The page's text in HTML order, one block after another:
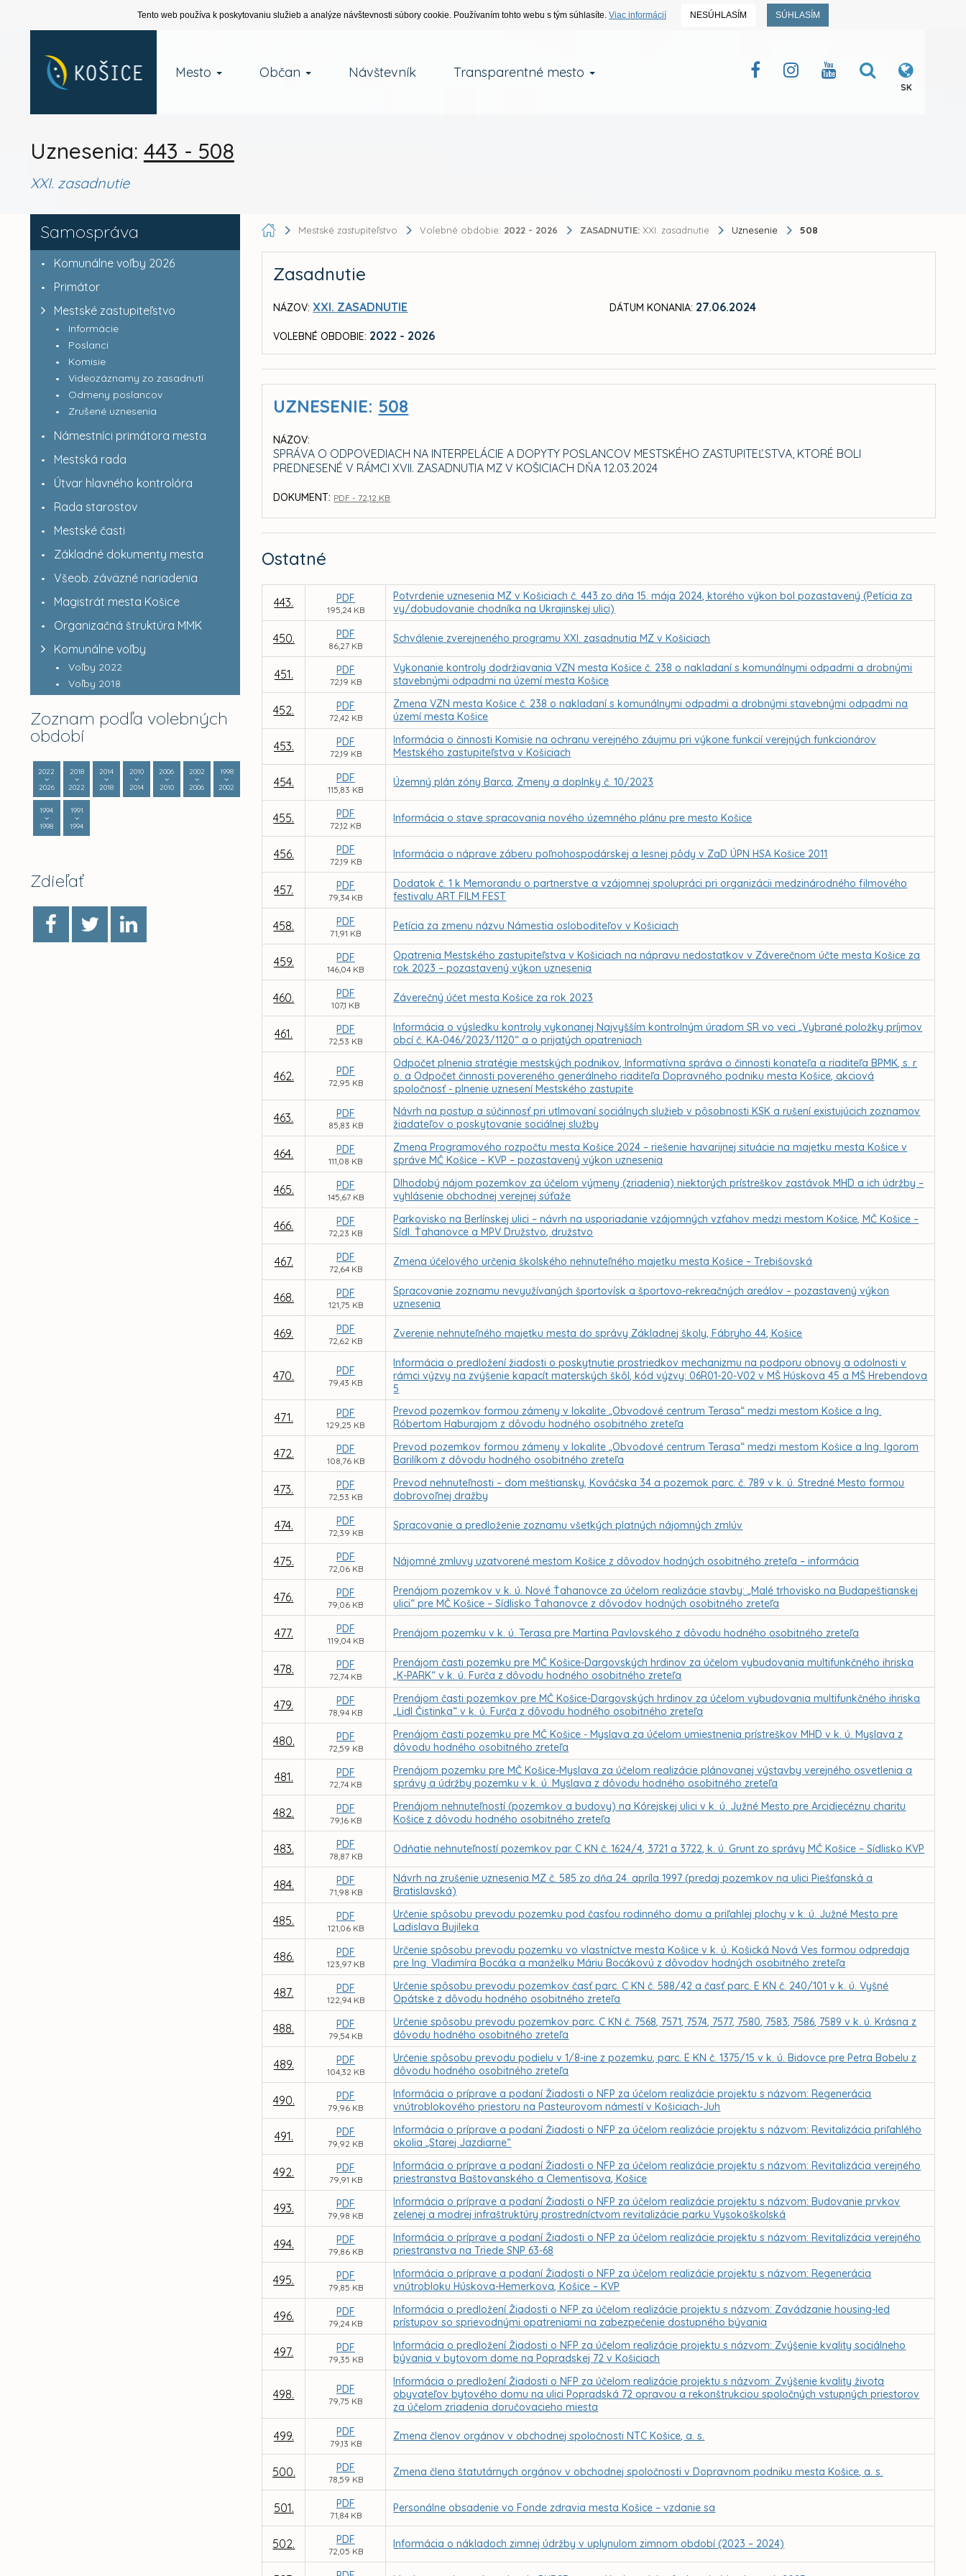
Tento web používa k poskytovaniu služieb a analýze návštevnosti súbory cookie. Používaním tohto webu s tým súhlasíte. Viac informácií NESÚHLASÍM SÚHLASÍM
Mesto Občan Návštevník Transparentné mesto
SK
Uznesenia: 443 - 508
XXI. zasadnutie
Samospráva
Komunálne voľby 2026
Primátor
Mestské zastupiteľstvo
Informácie
Poslanci
Komisie
Videozáznamy zo zasadnutí
Odmeny poslancov
Zrušené uznesenia
Námestníci primátora mesta
Mestská rada
Útvar hlavného kontrolóra
Rada starostov
Mestské časti
Základné dokumenty mesta
Všeob. záväzné nariadenia
Magistrát mesta Košice
Organizačná štruktúra MMK
Komunálne voľby
Voľby 2022
Voľby 2018
Zoznam podľa volebných
období
2022
2026
2018
2022
2014
2018
2010
2014
2006
2010
2002
2006
1998
2002
1994
1998
1991
1994
Zdieľať
Mestské zastupiteľstvo Volebné obdobie: 2022 - 2026 ZASADNUTIE: XXI. zasadnutie Uznesenie 508
Zasadnutie
NÁZOV: XXI. ZASADNUTIE
VOLEBNÉ OBDOBIE: 2022 - 2026
DÁTUM KONANIA: 27.06.2024
UZNESENIE: 508
NÁZOV:
SPRÁVA O ODPOVEDIACH NA INTERPELÁCIE A DOPYTY POSLANCOV MESTSKÉHO ZASTUPITEĽSTVA, KTORÉ BOLI
PREDNESENÉ V RÁMCI XVII. ZASADNUTIA MZ V KOŠICIACH DŇA 12.03.2024
DOKUMENT: PDF - 72,12 KB
Ostatné
443. PDF
195,24 KB
Potvrdenie uznesenia MZ v Košiciach č. 443 zo dňa 15. mája 2024, ktorého výkon bol pozastavený (Petícia za
vy/dobudovanie chodníka na Ukrajinskej ulici)
450. PDF
86,27 KB
Schválenie zverejneného programu XXI. zasadnutia MZ v Košiciach
451. PDF
72,19 KB
Vykonanie kontroly dodržiavania VZN mesta Košice č. 238 o nakladaní s komunálnymi odpadmi a drobnými
stavebnými odpadmi na území mesta Košice
452. PDF
72,42 KB
Zmena VZN mesta Košice č. 238 o nakladaní s komunálnymi odpadmi a drobnými stavebnými odpadmi na
území mesta Košice
453. PDF
72,19 KB
Informácia o činnosti Komisie na ochranu verejného záujmu pri výkone funkcií verejných funkcionárov
Mestského zastupiteľstva v Košiciach
454. PDF
115,83 KB
Územný plán zóny Barca, Zmeny a doplnky č. 10/2023
455. PDF
72,12 KB
Informácia o stave spracovania nového územného plánu pre mesto Košice
456. PDF
72,19 KB
Informácia o náprave záberu poľnohospodárskej a lesnej pôdy v ZaD ÚPN HSA Košice 2011
457. PDF
79,34 KB
Dodatok č. 1 k Memorandu o partnerstve a vzájomnej spolupráci pri organizácii medzinárodného filmového
festivalu ART FILM FEST
458. PDF
71,91 KB
Petícia za zmenu názvu Námestia osloboditeľov v Košiciach
459. PDF
146,04 KB
Opatrenia Mestského zastupiteľstva v Košiciach na nápravu nedostatkov v Záverečnom účte mesta Košice za
rok 2023 – pozastavený výkon uznesenia
460. PDF
107,1 KB
Záverečný účet mesta Košice za rok 2023
461. PDF
72,53 KB
Informácia o výsledku kontroly vykonanej Najvyšším kontrolným úradom SR vo veci „Vybrané položky príjmov
obcí č. KA-046/2023/1120“ a o prijatých opatreniach
462. PDF
72,95 KB
Odpočet plnenia stratégie mestských podnikov, Informatívna správa o činnosti konateľa a riaditeľa BPMK, s. r.
o. a Odpočet činnosti povereného generálneho riaditeľa Dopravného podniku mesta Košice, akciová
spoločnosť - plnenie uznesení Mestského zastupite
463. PDF
85,83 KB
Návrh na postup a súčinnosť pri utlmovaní sociálnych služieb v pôsobnosti KSK a rušení existujúcich zoznamov
žiadateľov o poskytovanie sociálnej služby
464. PDF
111,08 KB
Zmena Programového rozpočtu mesta Košice 2024 – riešenie havarijnej situácie na majetku mesta Košice v
správe MČ Košice – KVP – pozastavený výkon uznesenia
465. PDF
145,67 KB
Dlhodobý nájom pozemkov za účelom výmeny (zriadenia) niektorých prístreškov zastávok MHD a ich údržby –
vyhlásenie obchodnej verejnej súťaže
466. PDF
72,23 KB
Parkovisko na Berlínskej ulici – návrh na usporiadanie vzájomných vzťahov medzi mestom Košice, MČ Košice –
Sídl. Ťahanovce a MPV Družstvo, družstvo
467. PDF
72,64 KB
Zmena účelového určenia školského nehnuteľného majetku mesta Košice – Trebišovská
468. PDF
121,75 KB
Spracovanie zoznamu nevyužívaných športovísk a športovo-rekreačných areálov – pozastavený výkon
uznesenia
469. PDF
72,62 KB
Zverenie nehnuteľného majetku mesta do správy Základnej školy, Fábryho 44, Košice
470. PDF
79,43 KB
Informácia o predložení žiadosti o poskytnutie prostriedkov mechanizmu na podporu obnovy a odolnosti v
rámci výzvy na zvýšenie kapacít materských škôl, kód výzvy: 06R01-20-V02 v MŠ Húskova 45 a MŠ Hrebendova
5
471. PDF
129,25 KB
Prevod pozemkov formou zámeny v lokalite „Obvodové centrum Terasa“ medzi mestom Košice a Ing.
Róbertom Haburajom z dôvodu hodného osobitného zreteľa
472. PDF
108,76 KB
Prevod pozemkov formou zámeny v lokalite „Obvodové centrum Terasa“ medzi mestom Košice a Ing. Igorom
Barilíkom z dôvodu hodného osobitného zreteľa
473. PDF
72,53 KB
Prevod nehnuteľnosti – dom meštiansky, Kováčska 34 a pozemok parc. č. 789 v k. ú. Stredné Mesto formou
dobrovoľnej dražby
474. PDF
72,39 KB
Spracovanie a predloženie zoznamu všetkých platných nájomných zmlúv
475. PDF
72,06 KB
Nájomné zmluvy uzatvorené mestom Košice z dôvodov hodných osobitného zreteľa – informácia
476. PDF
79,06 KB
Prenájom pozemkov v k. ú. Nové Ťahanovce za účelom realizácie stavby: „Malé trhovisko na Budapeštianskej
ulici“ pre MČ Košice – Sídlisko Ťahanovce z dôvodov hodných osobitného zreteľa
477. PDF
119,04 KB
Prenájom pozemku v k. ú. Terasa pre Martina Pavlovského z dôvodu hodného osobitného zreteľa
478. PDF
72,74 KB
Prenájom časti pozemku pre MČ Košice-Dargovských hrdinov za účelom vybudovania multifunkčného ihriska
„K-PARK“ v k. ú. Furča z dôvodu hodného osobitného zreteľa
479. PDF
78,94 KB
Prenájom časti pozemkov pre MČ Košice-Dargovských hrdinov za účelom vybudovania multifunkčného ihriska
„Lidl Čistinka“ v k. ú. Furča z dôvodu hodného osobitného zreteľa
480. PDF
72,59 KB
Prenájom časti pozemku pre MČ Košice - Myslava za účelom umiestnenia prístreškov MHD v k. ú. Myslava z
dôvodu hodného osobitného zreteľa
481. PDF
72,74 KB
Prenájom pozemku pre MČ Košice-Myslava za účelom realizácie plánovanej výstavby verejného osvetlenia a
správy a údržby pozemku v k. ú. Myslava z dôvodu hodného osobitného zreteľa
482. PDF
79,16 KB
Prenájom nehnuteľností (pozemkov a budovy) na Kórejskej ulici v k. ú. Južné Mesto pre Arcidiecéznu charitu
Košice z dôvodu hodného osobitného zreteľa
483. PDF
78,87 KB
Odňatie nehnuteľností pozemkov par. C KN č. 1624/4, 3721 a 3722, k. ú. Grunt zo správy MČ Košice – Sídlisko KVP
484. PDF
71,98 KB
Návrh na zrušenie uznesenia MZ č. 585 zo dňa 24. apríla 1997 (predaj pozemkov na ulici Piešťanská a
Bratislavská)
485. PDF
121,06 KB
Určenie spôsobu prevodu pozemku pod časťou rodinného domu a priľahlej plochy v k. ú. Južné Mesto pre
Ladislava Bujileka
486. PDF
123,97 KB
Určenie spôsobu prevodu pozemku vo vlastníctve mesta Košice v k. ú. Košická Nová Ves formou odpredaja
pre Ing. Vladimíra Bocáka a manželku Máriu Bocákovú z dôvodov hodných osobitného zreteľa
487. PDF
122,94 KB
Určenie spôsobu prevodu pozemkov časť parc. C KN č. 588/42 a časť parc. E KN č. 240/101 v k. ú. Vyšné
Opátske z dôvodu hodného osobitného zreteľa
488. PDF
79,54 KB
Určenie spôsobu prevodu pozemkov parc. C KN č. 7568, 7571, 7574, 7577, 7580, 7583, 7586, 7589 v k. ú. Krásna z
dôvodu hodného osobitného zreteľa
489. PDF
104,32 KB
Určenie spôsobu prevodu podielu v 1/8-ine z pozemku, parc. E KN č. 1375/15 v k. ú. Bidovce pre Petra Bobelu z
dôvodu hodného osobitného zreteľa
490. PDF
79,96 KB
Informácia o príprave a podaní Žiadosti o NFP za účelom realizácie projektu s názvom: Regenerácia
vnútroblokového priestoru na Pasteurovom námestí v Košiciach-Juh
491. PDF
79,92 KB
Informácia o príprave a podaní Žiadosti o NFP za účelom realizácie projektu s názvom: Revitalizácia priľahlého
okolia „Starej Jazdiarne“
492. PDF
79,91 KB
Informácia o príprave a podaní Žiadosti o NFP za účelom realizácie projektu s názvom: Revitalizácia verejného
priestranstva Baštovanského a Clementisova, Košice
493. PDF
79,98 KB
Informácia o príprave a podaní Žiadosti o NFP za účelom realizácie projektu s názvom: Budovanie prvkov
zelenej a modrej infraštruktúry prostredníctvom revitalizácie parku Vysokoškolská
494. PDF
79,86 KB
Informácia o príprave a podaní Žiadosti o NFP za účelom realizácie projektu s názvom: Revitalizácia verejného
priestranstva na Triede SNP 63-68
495. PDF
79,85 KB
Informácia o príprave a podaní Žiadosti o NFP za účelom realizácie projektu s názvom: Regenerácia
vnútrobloku Húskova-Hemerkova, Košice – KVP
496. PDF
79,24 KB
Informácia o predložení Žiadosti o NFP za účelom realizácie projektu s názvom: Zavádzanie housing-led
prístupov so sprievodnými opatreniami na zabezpečenie dostupného bývania
497. PDF
79,35 KB
Informácia o predložení Žiadosti o NFP za účelom realizácie projektu s názvom: Zvýšenie kvality sociálneho
bývania v bytovom dome na Popradskej 72 v Košiciach
498. PDF
79,75 KB
Informácia o predložení Žiadosti o NFP za účelom realizácie projektu s názvom: Zvýšenie kvality života
obyvateľov bytového domu na ulici Popradská 72 opravou a rekonštrukciou spoločných vstupných priestorov
za účelom zriadenia doručovacieho miesta
499. PDF
79,13 KB
Zmena členov orgánov v obchodnej spoločnosti NTC Košice, a. s.
500. PDF
78,59 KB
Zmena člena štatutárnych orgánov v obchodnej spoločnosti v Dopravnom podniku mesta Košice, a. s.
501. PDF
71,84 KB
Personálne obsadenie vo Fonde zdravia mesta Košice – vzdanie sa
502. PDF
72,05 KB
Informácia o nákladoch zimnej údržby v uplynulom zimnom období (2023 – 2024)